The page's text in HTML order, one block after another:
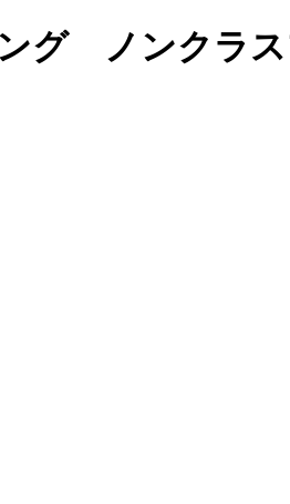
グ ノンクラ